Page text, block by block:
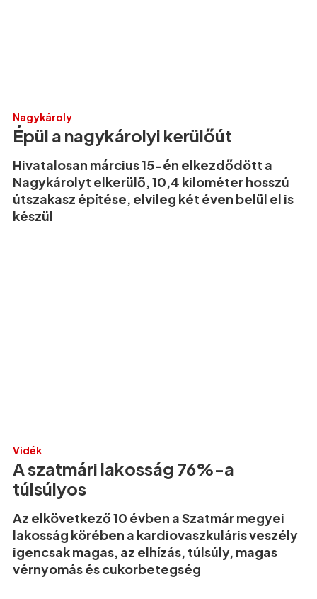
Nagykároly
Épül a nagykárolyi kerülőút
Hivatalosan március 15-én elkezdődött a
Nagykárolyt elkerülő, 10,4 kilométer hosszú
útszakasz építése, elvileg két éven belül el is
készül
Vidék
A szatmári lakosság 76%-a
túlsúlyos
Az elkövetkező 10 évben a Szatmár megyei
lakosság körében a kardiovaszkuláris veszély
igencsak magas, az elhízás, túlsúly, magas
vérnyomás és cukorbetegség